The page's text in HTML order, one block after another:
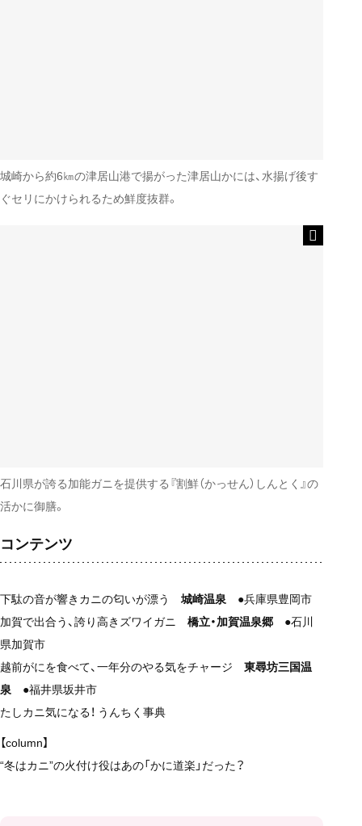
城崎から約6㎞の津居山港で揚がった津居山かには、水揚げ後す
ぐセリにかけられるため鮮度抜群。
石川県が誇る加能ガニを提供する『割鮮（かっせん）しんとく』の
活かに御膳。
コンテンツ
下駄の音が響きカニの匂いが漂う 城崎温泉 ●兵庫県豊岡市
加賀で出合う、誇り高きズワイガニ 橋立・加賀温泉郷 ●石川
県加賀市
越前がにを食べて、一年分のやる気をチャージ 東尋坊三国温
泉 ●福井県坂井市
たしカニ気になる！ うんちく事典
【column】
“冬はカニ”の火付け役はあの「かに道楽」だった？